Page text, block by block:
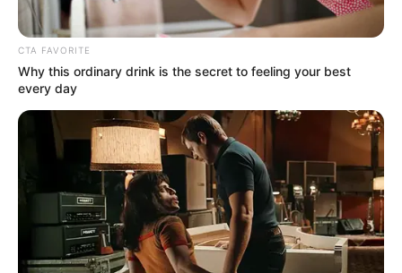
CTA FAVORITE
Why this ordinary drink is the secret to feeling your best
every day